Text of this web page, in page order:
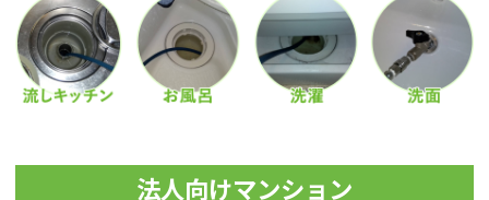
法人向けマンション